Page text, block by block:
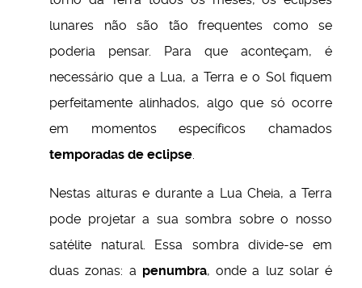
lunares não são tão frequentes como se
poderia pensar. Para que aconteçam, é
necessário que a Lua, a Terra e o Sol fiquem
perfeitamente alinhados, algo que só ocorre
em momentos específicos chamados
temporadas de eclipse.
Nestas alturas e durante a Lua Cheia, a Terra
pode projetar a sua sombra sobre o nosso
satélite natural. Essa sombra divide-se em
duas zonas: a penumbra, onde a luz solar é